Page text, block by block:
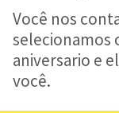
Você nos
selecionamos
aniversario e
você.